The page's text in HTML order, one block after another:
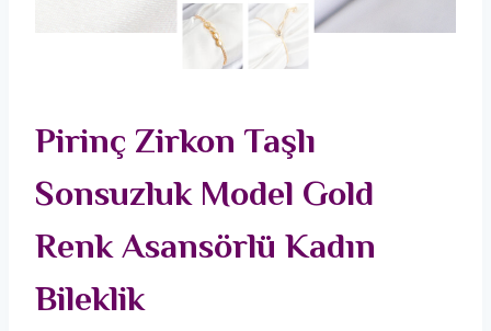
Pirinç Zirkon Taşlı
Sonsuzluk Model Gold
Renk Asansörlü Kadın
Bileklik